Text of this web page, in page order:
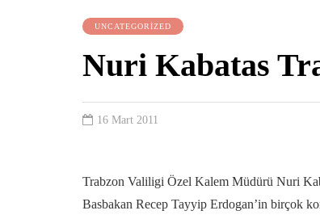
UNCATEGORIZED
Nuri Kabatas
16 Mart 2011
Trabzon Valiligi Özel Kalem Müdürü Nuri
Basbakan Recep Tayyip Erdogan’in birçok